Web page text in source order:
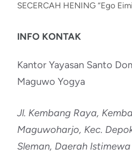
SECERCAH HENING “Ego
INFO KONTAK
Kantor Yayasan Santo
Maguwo Yogya
Jl. Kembang Raya,
Maguwoharjo, Kec.
Sleman, Daerah